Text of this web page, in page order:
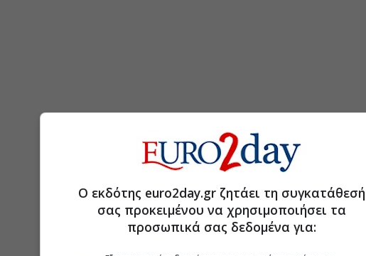
Ο εκδότης euro2day.gr ζητάει τη συγκατάθεσή
σας προκειμένου να χρησιμοποιήσει τα
προσωπικά σας δεδομένα για: